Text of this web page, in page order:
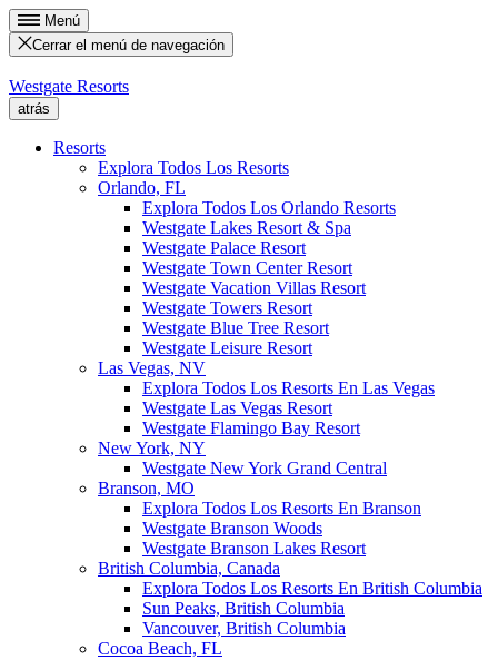
Menú
Cerrar el menú de navegación
Westgate Resorts
atrás
Resorts
Explora Todos Los Resorts
Orlando, FL
Explora Todos Los Orlando Resorts
Westgate Lakes Resort & Spa
Westgate Palace Resort
Westgate Town Center Resort
Westgate Vacation Villas Resort
Westgate Towers Resort
Westgate Blue Tree Resort
Westgate Leisure Resort
Las Vegas, NV
Explora Todos Los Resorts En Las Vegas
Westgate Las Vegas Resort
Westgate Flamingo Bay Resort
New York, NY
Westgate New York Grand Central
Branson, MO
Explora Todos Los Resorts En Branson
Westgate Branson Woods
Westgate Branson Lakes Resort
British Columbia, Canada
Explora Todos Los Resorts En British Columbia
Sun Peaks, British Columbia
Vancouver, British Columbia
Cocoa Beach, FL